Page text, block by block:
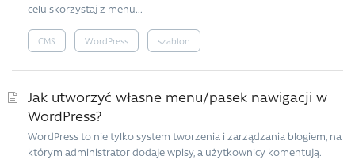
celu skorzystaj z menu...
CMS WordPress szablon
Jak utworzyć własne menu/pasek nawigacji w
WordPress?
WordPress to nie tylko system tworzenia i zarządzania blogiem, na
którym administrator dodaje wpisy, a użytkownicy komentują.